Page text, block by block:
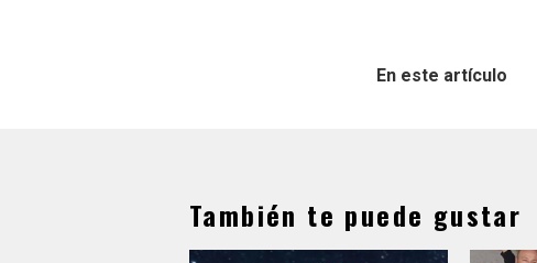
En este artículo
También te puede gustar